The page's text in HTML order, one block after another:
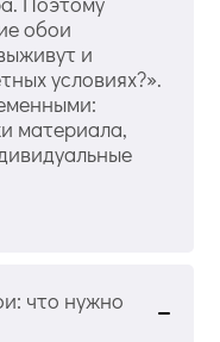
обои
и
условиях?».
материала,
что нужно